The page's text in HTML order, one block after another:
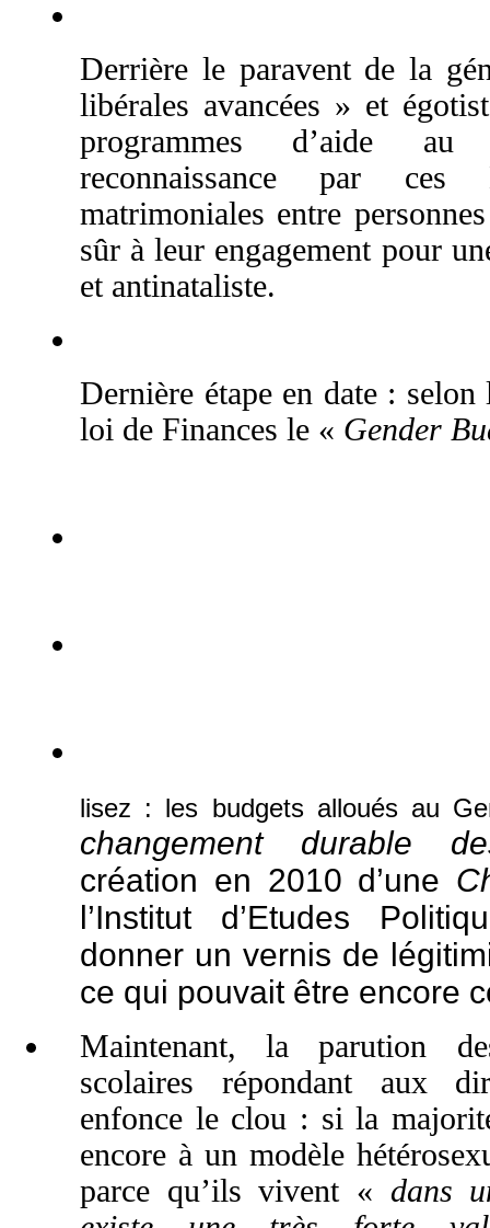
Derrière le paravent de la
libérales avancées » et
programmes d’aide
reconnaissance par ces
matrimoniales entre
sûr à leur engagement pour
et antinataliste.
Dernière étape en date : selon
loi de Finances le « Gender
lisez : les budgets alloués au
changement durable
création en 2010 d’une
l’Institut d’Etudes
donner un vernis de
ce qui pouvait être encore
Maintenant, la parution
scolaires répondant aux
enfonce le clou : si la
encore à un modèle
parce qu’ils vivent « dans